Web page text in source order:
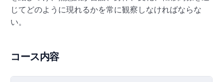
じてどのように現れるかを常に観察しなければならな
い。
コース内容